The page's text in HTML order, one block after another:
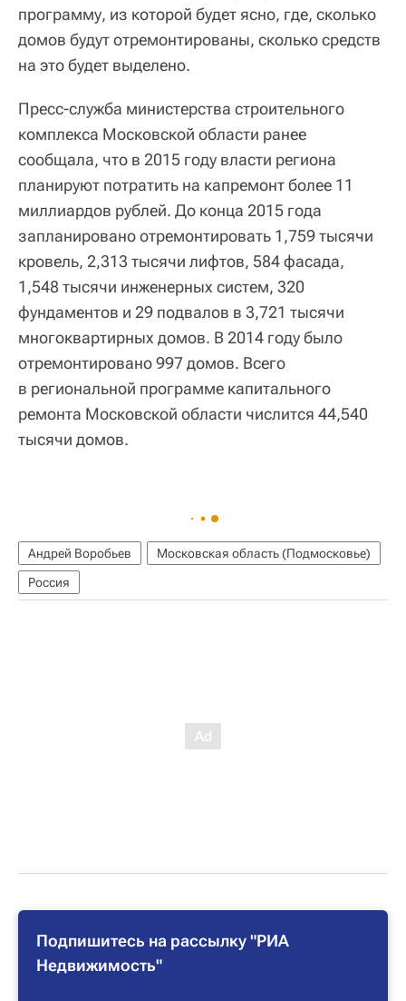
программу, из которой будет ясно, где, сколько
домов будут отремонтированы, сколько средств
на это будет выделено.
Пресс-служба министерства строительного
комплекса Московской области ранее
сообщала, что в 2015 году власти региона
планируют потратить на капремонт более 11
миллиардов рублей. До конца 2015 года
запланировано отремонтировать 1,759 тысячи
кровель, 2,313 тысячи лифтов, 584 фасада,
1,548 тысячи инженерных систем, 320
фундаментов и 29 подвалов в 3,721 тысячи
многоквартирных домов. В 2014 году было
отремонтировано 997 домов. Всего
в региональной программе капитального
ремонта Московской области числится 44,540
тысячи домов.
Андрей Воробьев
Московская область (Подмосковье)
Россия
Подпишитесь на рассылку "РИА
Недвижимость"